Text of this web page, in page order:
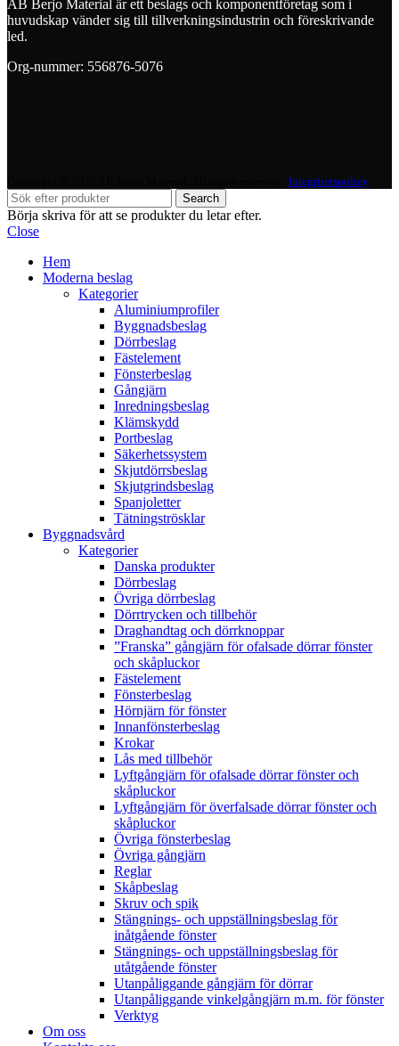
AB Berjo Material är ett beslags och komponentföretag som i
huvudskap vänder sig till tillverkningsindustrin och föreskrivande
led.
Org-nummer: 556876-5076
Integritetspolicy
Search
Börja skriva för att se produkter du letar efter.
Close
Hem
Moderna beslag
Kategorier
Aluminiumprofiler
Byggnadsbeslag
Dörrbeslag
Fästelement
Fönsterbeslag
Gångjärn
Inredningsbeslag
Klämskydd
Portbeslag
Säkerhetssystem
Skjutdörrsbeslag
Skjutgrindsbeslag
Spanjoletter
Tätningströsklar
Byggnadsvård
Kategorier
Danska produkter
Dörrbeslag
Övriga dörrbeslag
Dörrtrycken och tillbehör
Draghandtag och dörrknoppar
”Franska” gångjärn för ofalsade dörrar fönster
och skåpluckor
Fästelement
Fönsterbeslag
Hörnjärn för fönster
Innanfönsterbeslag
Krokar
Lås med tillbehör
Lyftgångjärn för ofalsade dörrar fönster och
skåpluckor
Lyftgångjärn för överfalsade dörrar fönster och
skåpluckor
Övriga fönsterbeslag
Övriga gångjärn
Reglar
Skåpbeslag
Skruv och spik
Stängnings- och uppställningsbeslag för
inåtgående fönster
Stängnings- och uppställningsbeslag för
utåtgående fönster
Utanpåliggande gångjärn för dörrar
Utanpåliggande vinkelgångjärn m.m. för fönster
Verktyg
Om oss